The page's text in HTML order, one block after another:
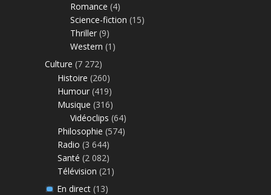
Romance (4)
Science-fiction (15)
Thriller (9)
Western (1)
Culture (7 272)
Histoire (260)
Humour (419)
Musique (316)
Vidéoclips (64)
Philosophie (574)
Radio (3 644)
Santé (2 082)
Télévision (21)
En direct(13)